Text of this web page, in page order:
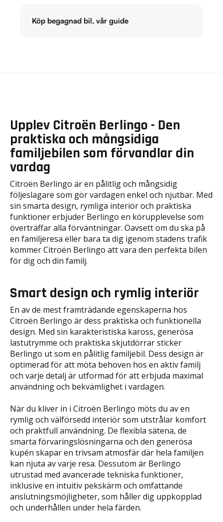
Köp begagnad bil, vår guide
Upplev Citroën Berlingo - Den
praktiska och mångsidiga
familjebilen som förvandlar din
vardag
Citroën Berlingo är en pålitlig och mångsidig
följeslagare som gör vardagen enkel och njutbar. Med
sin smarta design, rymliga interiör och praktiska
funktioner erbjuder Berlingo en körupplevelse som
överträffar alla förväntningar. Oavsett om du ska på
en familjeresa eller bara ta dig igenom stadens trafik
kommer Citroën Berlingo att vara den perfekta bilen
för dig och din familj.
Smart design och rymlig interiör
En av de mest framträdande egenskaperna hos
Citroën Berlingo är dess praktiska och funktionella
design. Med sin karakteristiska kaross, generösa
lastutrymme och praktiska skjutdörrar sticker
Berlingo ut som en pålitlig familjebil. Dess design är
optimerad för att möta behoven hos en aktiv familj
och varje detalj är utformad för att erbjuda maximal
användning och bekvämlighet i vardagen.
När du kliver in i Citroën Berlingo möts du av en
rymlig och välförsedd interiör som utstrålar komfort
och praktfull användning. De flexibla sätena, de
smarta förvaringslösningarna och den generösa
kupén skapar en trivsam atmosfär där hela familjen
kan njuta av varje resa. Dessutom är Berlingo
utrustad med avancerade tekniska funktioner,
inklusive en intuitiv pekskärm och omfattande
anslutningsmöjligheter, som håller dig uppkopplad
och underhållen under hela färden.